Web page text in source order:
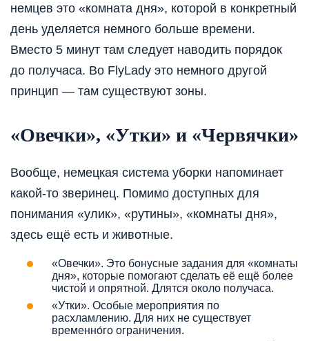
немцев это «комната дня», которой в конкретный
день уделяется немного больше времени.
Вместо 5 минут там следует наводить порядок
до получаса. Во FlyLady это немного другой
принцип — там существуют зоны.
«Овечки», «Утки» и «Червячки»
Вообще, немецкая система уборки напоминает
какой-то зверинец. Помимо доступных для
понимания «улик», «рутины», «комнаты дня»,
здесь ещё есть и животные.
«Овечки». Это бонусные задания для «комнаты
дня», которые помогают сделать её ещё более
чистой и опрятной. Длятся около получаса.
«Утки». Особые мероприятия по
расхламлению. Для них не существует
временно́го ограничения.